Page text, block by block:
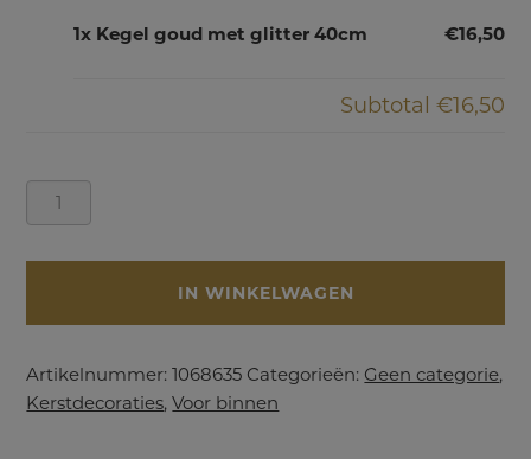
1x Kegel goud met glitter 40cm €16,50
Subtotal €16,50
Kegel
goud
IN WINKELWAGEN
Artikelnummer:1068635 Categorieën: Geen categorie,
Kerstdecoraties,Voor binnen